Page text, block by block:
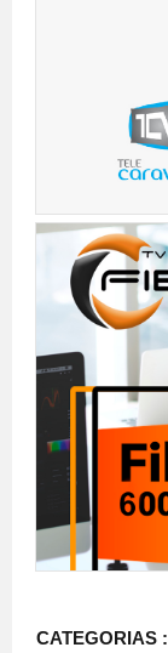
CATEGORIAS :